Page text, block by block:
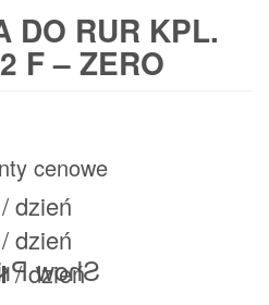
DO RUR KPL.
F – ZERO
Pricing
cenowe
/ dzień
/ dzień
/ dzień